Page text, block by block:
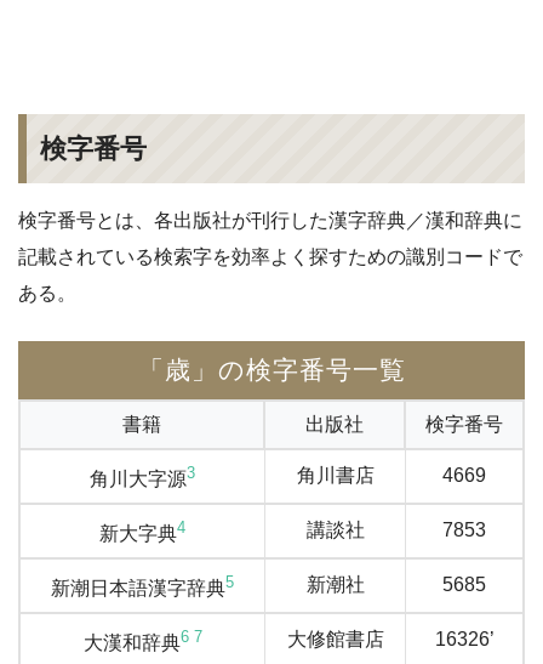
検字番号
検字番号とは、各出版社が刊行した漢字辞典／漢和辞典に
記載されている検索字を効率よく探すための識別コードで
ある。
「歳」の検字番号一覧
書籍 出版社 検字番号
角川大字源3 角川書店 4669
新大字典4 講談社 7853
新潮日本語漢字辞典5 新潮社 5685
大漢和辞典6 7 大修館書店 16326’